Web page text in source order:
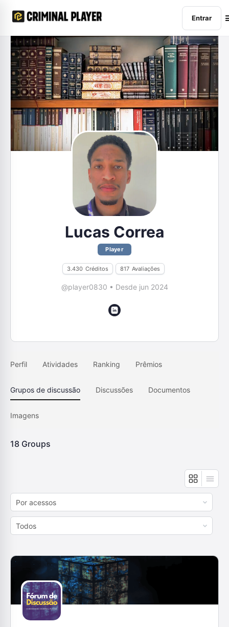
Entrar
Lucas Correa
Player
3.430 Créditos 817 Avaliações
@player0830 • Desde jun 2024
Perfil Atividades Ranking Prêmios
Grupos de discussão Discussões Documentos
Imagens
18 Groups
Order
By:
Order
By: